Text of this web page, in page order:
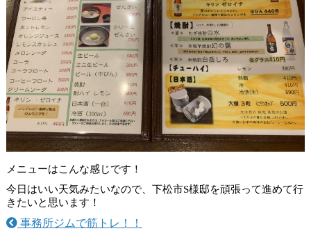
メニューはこんな感じです！
今日はいい天気みたいなので、下松市S様邸を頑張って進めて行
きたいと思います！
事務所ジムで筋トレ！！